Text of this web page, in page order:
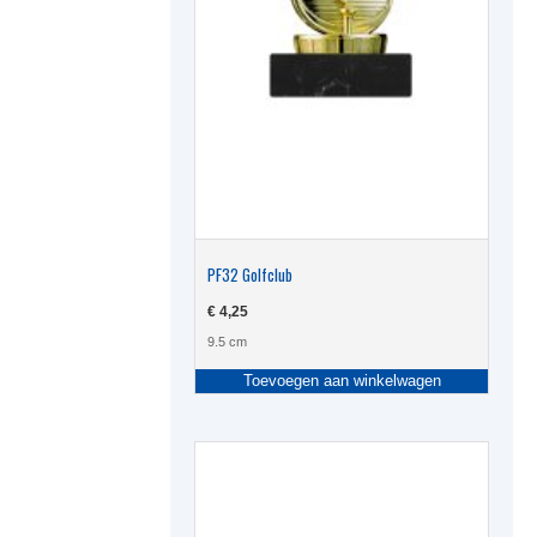
PF32 Golfclub
€ 4,25
9.5 cm
Toevoegen aan winkelwagen